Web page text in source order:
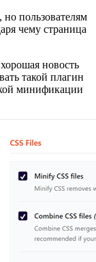
пользователям
чему страница
новость
такой плагин
минификации